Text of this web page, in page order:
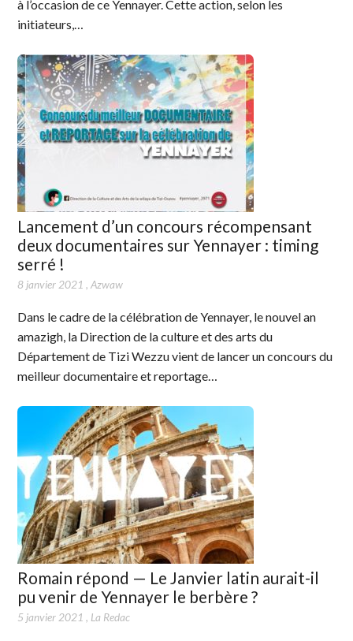
à l’occasion de ce Yennayer. Cette action, selon les
initiateurs,…
Lancement d’un concours récompensant
deux documentaires sur Yennayer : timing
serré !
8 janvier 2021 ,Azwaw
Dans le cadre de la célébration de Yennayer, le nouvel an
amazigh, la Direction de la culture et des arts du
Département de Tizi Wezzu vient de lancer un concours du
meilleur documentaire et reportage…
Romain répond — Le Janvier latin aurait-il
pu venir de Yennayer le berbère ?
5 janvier 2021 , La Redac